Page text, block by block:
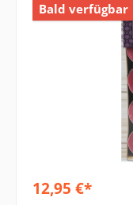
Bald verfügbar
12,95 €*